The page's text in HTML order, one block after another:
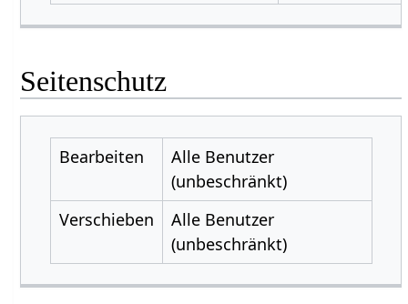
Seitenschutz
Bearbeiten
Alle Benutzer
(unbeschränkt)
Verschieben
Alle Benutzer
(unbeschränkt)